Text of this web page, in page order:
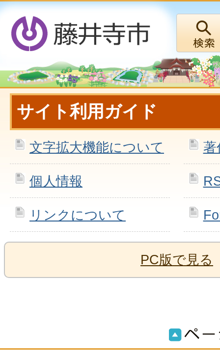
サイト利用ガイド
文字拡大機能について 著
個人情報
リンクについて
PC版で見る